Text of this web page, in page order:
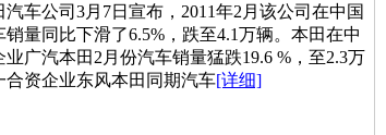
车公司3月7日宣布，2011年2月该公司在中国
销量同比下滑了6.5%，跌至4.1万辆。本田在中
业广汽本田2月份汽车销量猛跌19.6 %，至2.3万
合资企业东风本田同期汽车[详细]